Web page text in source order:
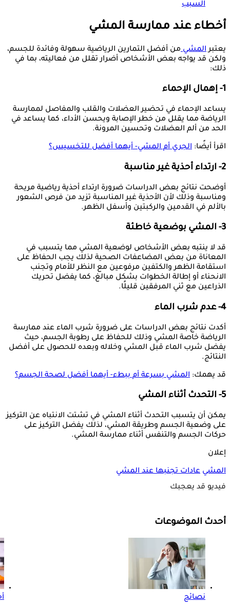
السبب
أخطاء عند ممارسة المشي
يعتبرالمشيمن أفضل التمارين الرياضية سهولة وفائدة للجسم،
ولكن قد يواجه بعض الأشخاص أضرار تقلل من فعاليته، بما في
ذلك:
1- إهمال الإحماء
يساعد الإحماء في تحضير العضلات والقلب والمفاصل لممارسة
الرياضة مما يقلل من خطر الإصابة ويحسن الأداء، كما يساعد في
الحد من ألم العضلات وتحسين المرونة.
اقرأ أيضًا: الجري أم المشي- أيهما أفضل للتخسيس؟
2- ارتداء أحذية غير مناسبة
أوضحت نتائج بعض الدراسات ضرورة ارتداء أحذية رياضية مريحة
ومناسبة وذلك لأن الأحذية غير المناسبة تزيد من فرص الشعور
بالألم في القدمين والركبتين وأسفل الظهر.
3- المشي بوضعية خاطئة
قد لا ينتبه بعض الأشخاص لوضعية المشي مما يتسبب في
المعاناة من بعض المضاعفات الصحية لذلك يجب الحفاظ على
استقامة الظهر والكتفين مرفوعين مع النظر للأمام وتجنب
الانحناء أو إطالة الخطوات بشكل مبالغ، كما يفضل تحريك
الذراعين مع ثني المرفقين قليلًا.
4- عدم شرب الماء
أكدت نتائج بعض الدراسات على ضرورة شرب الماء عند ممارسة
الرياضة خاصة المشي وذلك للحفاظ على رطوبة الجسم، حيث
يفضل شرب الماء قبل المشي وخلاله وبعده للحصول على أفضل
النتائج.
قد يهمك: المشي بسرعة أم ببطء- أيهما أفضل لصحة الجسم؟
5- التحدث أثناء المشي
يمكن أن يتسبب التحدث أثناء المشي في تشتت الانتباه عن التركيز
على وضعية الجسم وطريقة المشي، لذلك يفضل التركيز على
حركات الجسم والتنفس أثناء ممارسة المشي.
إعلان
المشي عادات تجنبها عند المشي
فيديو قد يعجبك
أحدث الموضوعات
نصائح